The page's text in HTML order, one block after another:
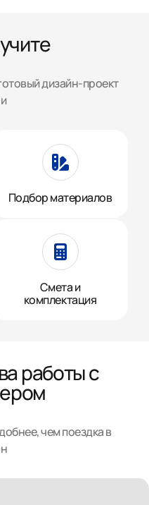
дизайн-проект
Подбор материалов
Смета и
комплектация
работы с
чем поездка в